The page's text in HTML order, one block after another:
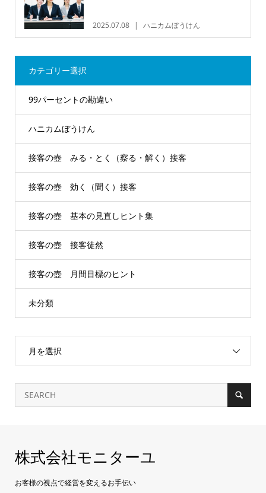
2025.07.08 ハニカムぼうけん
カテゴリー選択
99パーセントの勘違い
ハニカムぼうけん
接客の壺 みる・とく（察る・解く）接客
接客の壺 効く（聞く）接客
接客の壺 基本の見直しヒント集
接客の壺 接客徒然
接客の壺 月間目標のヒント
未分類
月を選択
株式会社モニターユ
お客様の視点で経営を変えるお手伝い